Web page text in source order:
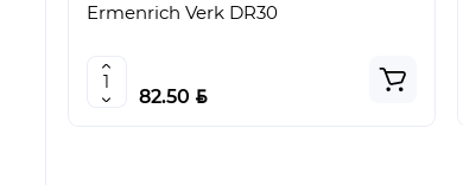
Ermenrich Verk DR30
82.50 BYN